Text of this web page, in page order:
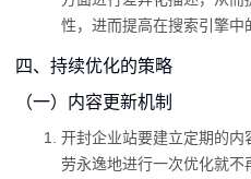
性，进而提高在搜索引擎中
四、持续优化的策略
（一）内容更新机制
开封企业站要建立定期的
劳永逸地进行一次优化就不